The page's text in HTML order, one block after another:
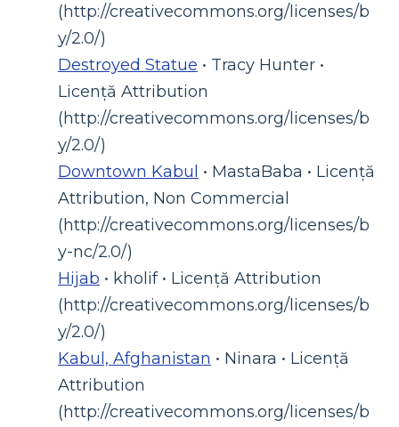
(http://creativecommons.org/licenses/b
y/2.0/)
Destroyed Statue • Tracy Hunter •
Licență Attribution
(http://creativecommons.org/licenses/b
y/2.0/)
Downtown Kabul • MastaBaba • Licență
Attribution, Non Commercial
(http://creativecommons.org/licenses/b
y-nc/2.0/)
Hijab • kholif • Licență Attribution
(http://creativecommons.org/licenses/b
y/2.0/)
Kabul, Afghanistan • Ninara • Licență
Attribution
(http://creativecommons.org/licenses/b